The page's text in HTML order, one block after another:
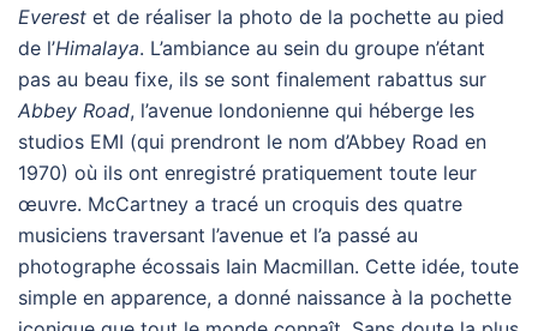
Everest et de réaliser la photo de la pochette au pied
de l’Himalaya. L’ambiance au sein du groupe n’étant
pas au beau fixe, ils se sont finalement rabattus sur
Abbey Road, l’avenue londonienne qui héberge les
studios EMI (qui prendront le nom d’Abbey Road en
1970) où ils ont enregistré pratiquement toute leur
œuvre. McCartney a tracé un croquis des quatre
musiciens traversant l’avenue et l’a passé au
photographe écossais Iain Macmillan. Cette idée, toute
simple en apparence, a donné naissance à la pochette